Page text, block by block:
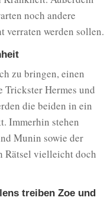
noch andere
verraten werden sollen.
zu bringen, einen
Hermes und
die beiden in ein
Immerhin stehen
Munin sowie der
Rätsel vielleicht doch
treiben Zoe und